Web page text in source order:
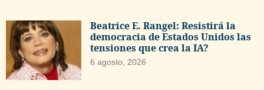
Beatrice E. Rangel: Resistirá la
democracia de Estados Unidos las
tensiones que crea la IA?
6 agosto, 2026